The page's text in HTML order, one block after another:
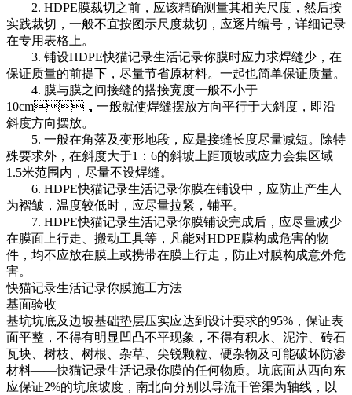
2. HDPE膜裁切之前，应该精确测量其相关尺度，然后按
实践裁切，一般不宜按图示尺度裁切，应逐片编号，详细记录
在专用表格上。
3. 铺设HDPE快猫记录生活记录你膜时应力求焊缝少，在
保证质量的前提下，尽量节省原材料。一起也简单保证质量。
4. 膜与膜之间接缝的搭接宽度一般不小于
10cm，一般就使焊缝摆放方向平行于大斜度，即沿
斜度方向摆放。
5. 一般在角落及变形地段，应是接缝长度尽量减短。除特
殊要求外，在斜度大于1：6的斜坡上距顶坡或应力会集区域
1.5米范围内，尽量不设焊缝。
6. HDPE快猫记录生活记录你膜在铺设中，应防止产生人
为褶皱，温度较低时，应尽量拉紧，铺平。
7. HDPE快猫记录生活记录你膜铺设完成后，应尽量减少
在膜面上行走、搬动工具等，凡能对HDPE膜构成危害的物
件，均不应放在膜上或携带在膜上行走，防止对膜构成意外危
害。
快猫记录生活记录你膜施工方法
基面验收
基坑坑底及边坡基础垫层压实应达到设计要求的95%，保证表
面平整，不得有明显凹凸不平现象，不得有积水、泥泞、砖石
瓦块、树枝、树根、杂草、尖锐颗粒、硬杂物及可能破坏防渗
材料——快猫记录生活记录你膜的任何物质。坑底面从西向东
应保证2%的坑底坡度，南北向分别以导流干管渠为轴线，以